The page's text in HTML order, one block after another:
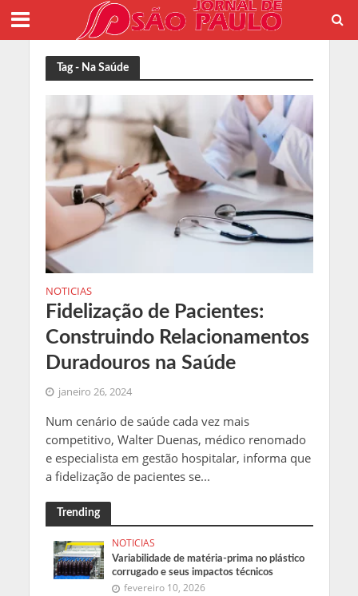
Tag - Na Saúde
NOTICIAS
Fidelização de Pacientes:
Construindo Relacionamentos
Duradouros na Saúde
janeiro 26, 2024
Num cenário de saúde cada vez mais
competitivo, Walter Duenas, médico renomado
e especialista em gestão hospitalar, informa que
a fidelização de pacientes se...
Trending
NOTICIAS
Variabilidade de matéria-prima no plástico
corrugado e seus impactos técnicos
fevereiro 10, 2026